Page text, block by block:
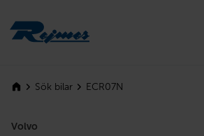
Sök bilar ECR07N
Volvo